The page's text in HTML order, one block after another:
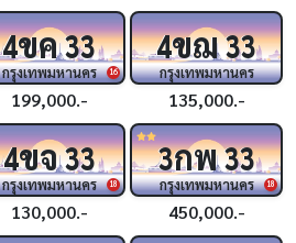
16
4ขค33
กรุงเทพมหานคร
199,000.-
4ขฌ33
กรุงเทพมหานคร
135,000.-
18
4ขจ33
กรุงเทพมหานคร
130,000.-
18
3กพ33
กรุงเทพมหานคร
450,000.-